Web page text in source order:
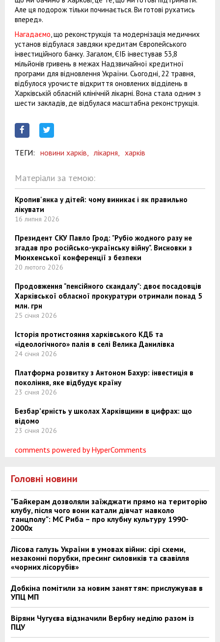
Але ця подорож тільки починається. Ви готові рухатись
вперед».
Нагадаємо , що реконструкція та модернізація медичних
установ відбулася завдяки кредитам Європейського
інвестиційного банку. Загалом, ЄІБ інвестував 53,8
мільйонів гривень в межах Надзвичайної кредитної
програми для відновлення України. Сьогодні, 22 травня,
відбулося урочисте відкриття оновлених відділень в
Харківській обласній клінічній лікарні. Вона стала одним з
шести закладів, де відбулася масштабна реконструкція.
ТЕГИ: новини харків, лікарня, харків
Матеріали за темою:
Кропив'янка у дітей: чому виникає і як правильно
лікувати
16 липня 2026
Президент СКУ Павло Грод: "Рубіо жодного разу не
згадав про російсько-українську війну". Висновки з
Мюнхенської конференції з безпеки
20 лютого 2026
Продовження "пенсійного скандалу": двоє посадовців
Харківської обласної прокуратури отримали понад 5
млн. грн
25 січня 2026
Історія протистояння харківського КДБ та
«ідеологічного» палія в селі Велика Данилівка
24 січня 2026
Платформа розвитку з Антоном Бахур: інвестиція в
покоління, яке відбудує країну
23 січня 2026
Безбар’єрність у школах Харківщини в цифрах: що
відомо
23 січня 2026
comments powered by HyperComments
Головні новини
"Байкерам дозволяли заїжджати прямо на територію
клубу, після чого вони катали дівчат навколо
танцполу": МС Риба – про клубну культуру 1990-
2000х
Лісова галузь України в умовах війни: сірі схеми,
незаконні порубки, пресинг силовиків та свавілля
«чорних лісорубів»
Добкіна помітили за новим заняттям: прислужував в
УПЦ МП
Віряни Чугуєва відзначили Вербну неділю разом із
ПЦУ